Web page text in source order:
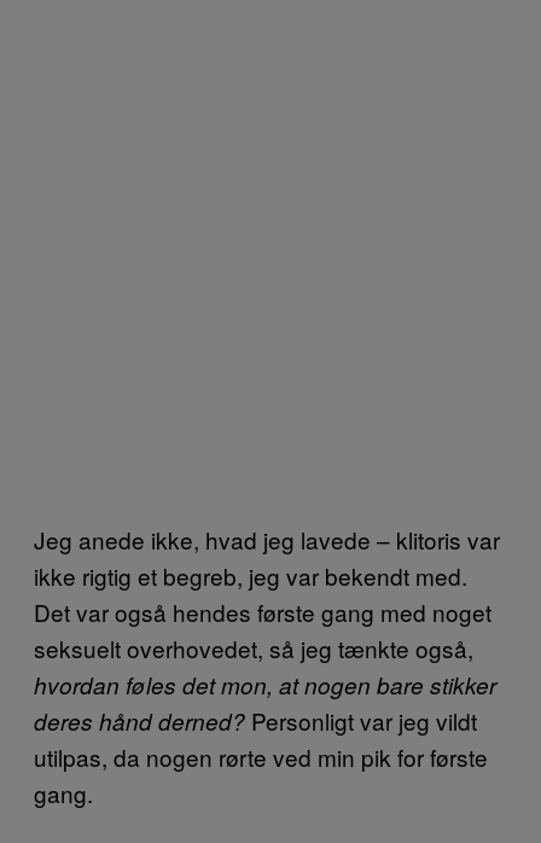
Jeg anede ikke, hvad jeg lavede – klitoris var
ikke rigtig et begreb, jeg var bekendt med.
Det var også hendes første gang med noget
seksuelt overhovedet, så jeg tænkte også,
hvordan føles det mon, at nogen bare stikker
deres hånd derned? Personligt var jeg vildt
utilpas, da nogen rørte ved min pik for første
gang.